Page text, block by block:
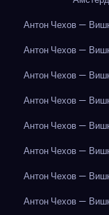
Антон Чехов —
Антон Чехов —
Антон Чехов —
Антон Чехов —
Антон Чехов —
Антон Чехов —
Антон Чехов —
Антон Чехов —